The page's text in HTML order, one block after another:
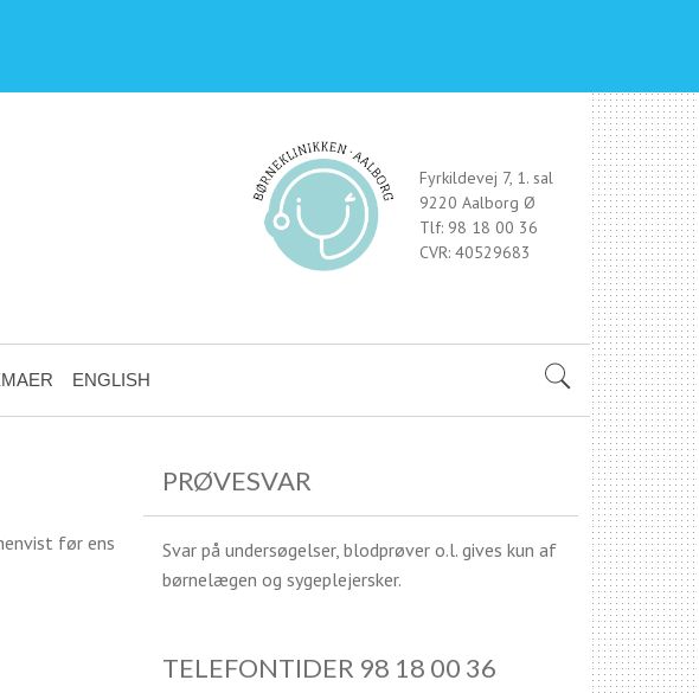
Fyrkildevej 7, 1. sal
9220 Aalborg Ø
Tlf: 98 18 00 36
CVR: 40529683
ENGLISH
før ens
PRØVESVAR
Svar på undersøgelser, blodprøver o.l. gives kun af
børnelægen og sygeplejersker.
TELEFONTIDER 98 18 00 36